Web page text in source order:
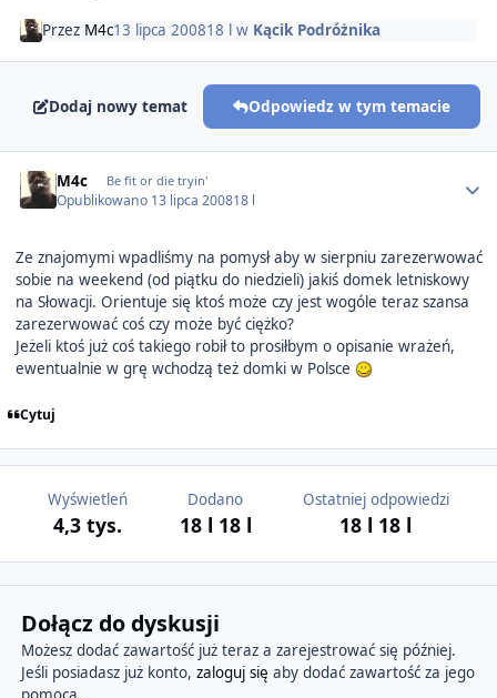
Przez M4c13 lipca 200818 l w Kącik Podróżnika
Dodaj nowy temat Odpowiedz w tym temacie
M4c Be fit or die tryin'
Opublikowano 13 lipca 200818 l
Ze znajomymi wpadliśmy na pomysł aby w sierpniu zarezerwować
sobie na weekend (od piątku do niedzieli) jakiś domek letniskowy
na Słowacji. Orientuje się ktoś może czy jest wogóle teraz szansa
zarezerwować coś czy może być ciężko?
Jeżeli ktoś już coś takiego robił to prosiłbym o opisanie wrażeń,
ewentualnie w grę wchodzą też domki w Polsce
Cytuj
Wyświetleń
4,3 tys.
Dodano
18 l 18 l
Ostatniej odpowiedzi
18 l 18 l
Dołącz do dyskusji
Możesz dodać zawartość już teraz a zarejestrować się później.
Jeśli posiadasz już konto, zaloguj się aby dodać zawartość za jego